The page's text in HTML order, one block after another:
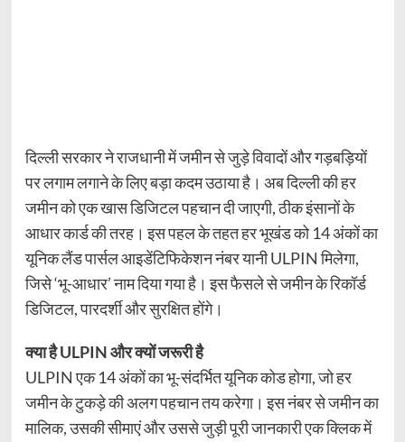
दिल्ली सरकार ने राजधानी में जमीन से जुड़े विवादों और गड़बड़ियों
पर लगाम लगाने के लिए बड़ा कदम उठाया है। अब दिल्ली की हर
जमीन को एक खास डिजिटल पहचान दी जाएगी, ठीक इंसानों के
आधार कार्ड की तरह। इस पहल के तहत हर भूखंड को 14 अंकों का
यूनिक लैंड पार्सल आइडेंटिफिकेशन नंबर यानी ULPIN मिलेगा,
जिसे ‘भू-आधार’ नाम दिया गया है। इस फैसले से जमीन के रिकॉर्ड
डिजिटल, पारदर्शी और सुरक्षित होंगे।
क्या है ULPIN और क्यों जरूरी है
ULPIN एक 14 अंकों का भू-संदर्भित यूनिक कोड होगा, जो हर
जमीन के टुकड़े की अलग पहचान तय करेगा। इस नंबर से जमीन का
मालिक, उसकी सीमाएं और उससे जुड़ी पूरी जानकारी एक क्लिक में